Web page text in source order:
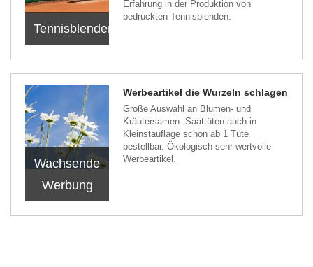
Tennisblenden
Erfahrung in der Produktion von
bedruckten Tennisblenden.
Wachsende
Werbung
Werbeartikel die Wurzeln schlagen
Große Auswahl an Blumen- und
Kräutersamen. Saattüten auch in
Kleinstauflage schon ab 1 Tüte
bestellbar. Ökologisch sehr wertvolle
Werbeartikel.